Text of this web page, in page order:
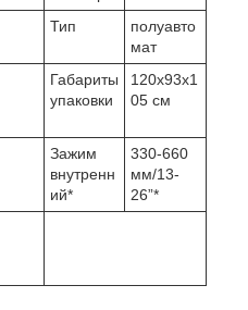
Тип
полуавто
мат
Габариты
упаковки
120х93х1
05 см
Зажим
внутренн
ий*
330-660
мм/13-
26”*